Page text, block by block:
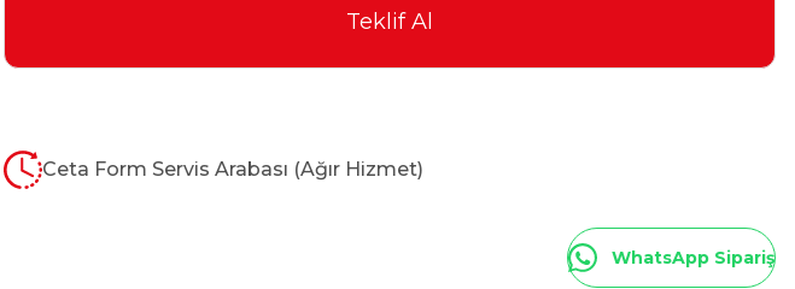
Teklif Al
Ceta Form Servis Arabası (Ağır Hizmet)
WhatsApp Sipariş